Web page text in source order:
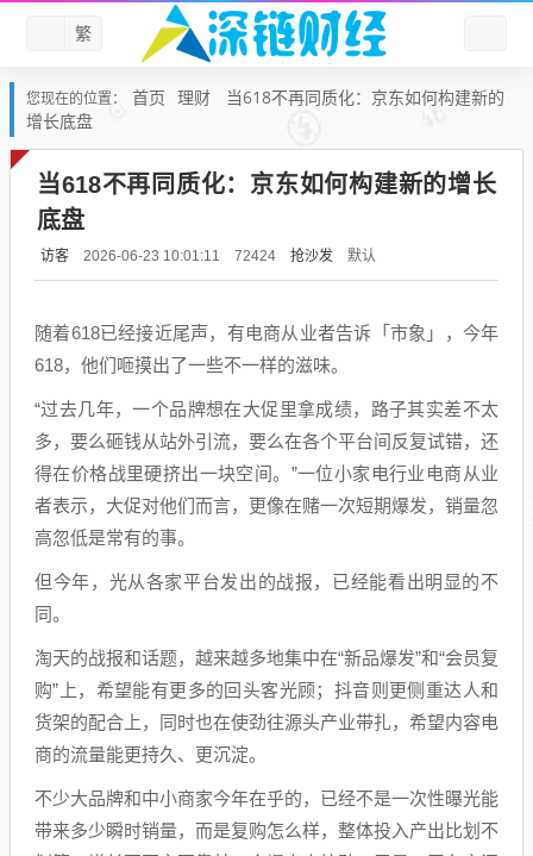
繁
您现在的位置： 首页 理财
当618不再同质化：京东如何构建新的
增长底盘
当618不再同质化：京东如何构建新的增长
底盘
访客 2026-06-23 10:01:11 72424 抢沙发 默认
随着618已经接近尾声，有电商从业者告诉「市象」，今年
618，他们咂摸出了一些不一样的滋味。
“过去几年，一个品牌想在大促里拿成绩，路子其实差不太
多，要么砸钱从站外引流，要么在各个平台间反复试错，还
得在价格战里硬挤出一块空间。”一位小家电行业电商从业
者表示，大促对他们而言，更像在赌一次短期爆发，销量忽
高忽低是常有的事。
但今年，光从各家平台发出的战报，已经能看出明显的不
同。
淘天的战报和话题，越来越多地集中在“新品爆发”和“会员复
购”上，希望能有更多的回头客光顾；抖音则更侧重达人和
货架的配合上，同时也在使劲往源头产业带扎，希望内容电
商的流量能更持久、更沉淀。
不少大品牌和中小商家今年在乎的，已经不是一次性曝光能
带来多少瞬时销量，而是复购怎么样，整体投入产出比划不